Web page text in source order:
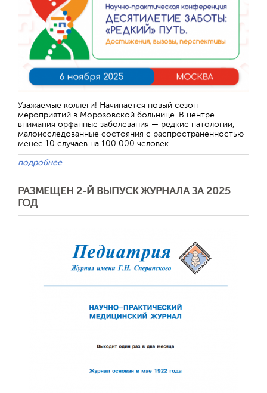
Уважаемые коллеги! Начинается новый сезон
мероприятий в Морозовской больнице. В центре
внимания орфанные заболевания — редкие патологии,
малоисследованные состояния с распространенностью
менее 10 случаев на 100 000 человек.
подробнее
РАЗМЕЩЕН 2-Й ВЫПУСК ЖУРНАЛА ЗА 2025
ГОД